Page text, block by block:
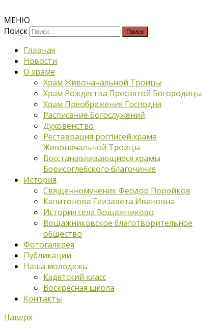
МЕНЮ
Поиск
Главная
Новости
О храме
Храм Живоначальной Троицы
Храм Рождества Пресвятой Богородицы
Храм Преображения Господня
Расписание Богослужений
Духовенство
Реставрация росписей храма
Живоначальной Троицы
Восстанавливающиеся храмы
Борисоглебского благочиния
История
Священномученик Феодор Поройков
Капитонова Елизавета Ивановна
История села Вощажниково
Вощажниковское благотворительное
общество
Фотогалерея
Публикации
Наша молодежь
Кадетский класс
Воскресная школа
Контакты
Наверх